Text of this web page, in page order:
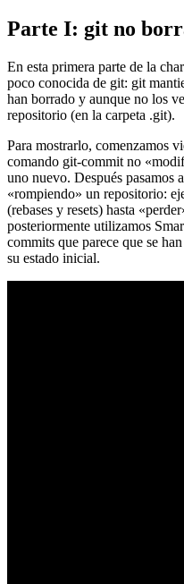
Parte I: git no
En esta primera parte de la
poco conocida de git: git
han borrado y aunque no los
repositorio (en la carpeta .git).
Para mostrarlo, comenzamos
comando git-commit no
uno nuevo. Después pasamos
«rompiendo» un repositorio:
(rebases y resets) hasta
posteriormente utilizamos
commits que parece que se
su estado inicial.